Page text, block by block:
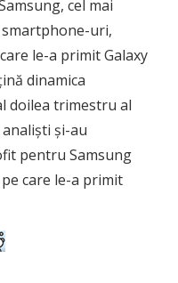
cel mai
uri,
le-a primit Galaxy
dinamica
doilea trimestru al
și-au
pentru Samsung
care le-a primit